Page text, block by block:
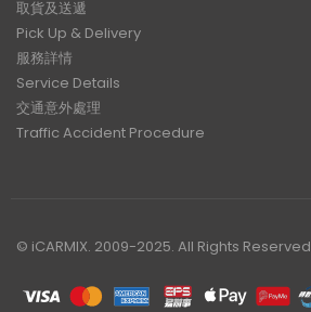
取貨及送遞
Pick Up & Delivery
服務詳情
Service Details
交通意外處理
Traffic Accident Procedure
© iCARMIX. 2009-2025. All Rights Reserved